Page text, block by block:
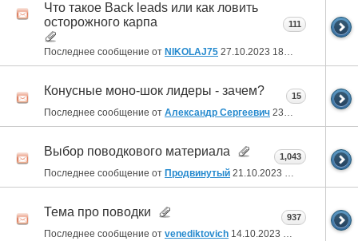
Что такое Back leads или как ловить
осторожного карпа
Последнее сообщение от NIKOLAJ75 27.10.2023 18:47
111
Конусные моно-шок лидеры - зачем?
Последнее сообщение от Александр Сергеевич 23.10.2023 20:58
15
Выбор поводкового материала
Последнее сообщение от Продвинутый 21.10.2023 22:04
1,043
Тема про поводки
Последнее сообщение от venediktovich 14.10.2023 05:29
937